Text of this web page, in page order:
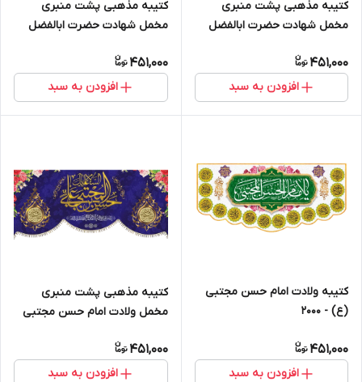
کتیبه مذهبی پشت منبری
مخمل شهادت حضرت ابالفضل
ابالفضل العباس " - 16003
451,000
افزودن به سبد
کتیبه مذهبی پشت منبری
مخمل شهادت حضرت ابالفضل
ابالفضل العباس " - 16005
451,000
افزودن به سبد
کتیبه ولادت امام حسن مجتبی
(ع) - 2000
451,000
افزودن به سبد
کتیبه مذهبی پشت منبری
مخمل ولادت امام حسن مجتبی
2005
451,000
افزودن به سبد